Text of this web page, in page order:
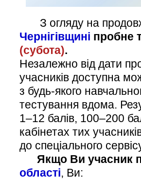
З огляду на
Чернігівщині пробне
(субота).
Незалежно від дати
учасників доступна
з будь-якого
тестування вдома.
1‒12 балів, 100‒200
кабінетах тих
до спеціального
Якщо Ви учасник
області, Ви: